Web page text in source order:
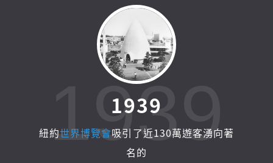
1939
1939
紐約世界博覽會吸引了近130萬遊客湧向著
名的